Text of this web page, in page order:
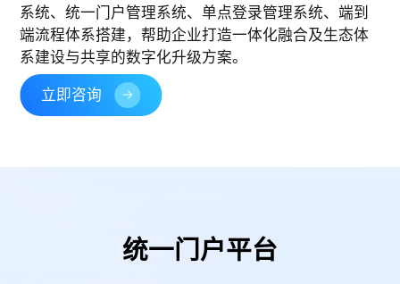
系统、统一门户管理系统、单点登录管理系统、端到
端流程体系搭建，帮助企业打造一体化融合及生态体
系建设与共享的数字化升级方案。
立即咨询
统一门户平台